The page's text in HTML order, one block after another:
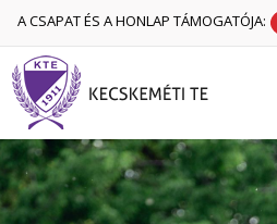
A CSAPAT ÉS A HONLAP TÁMOGATÓJA: